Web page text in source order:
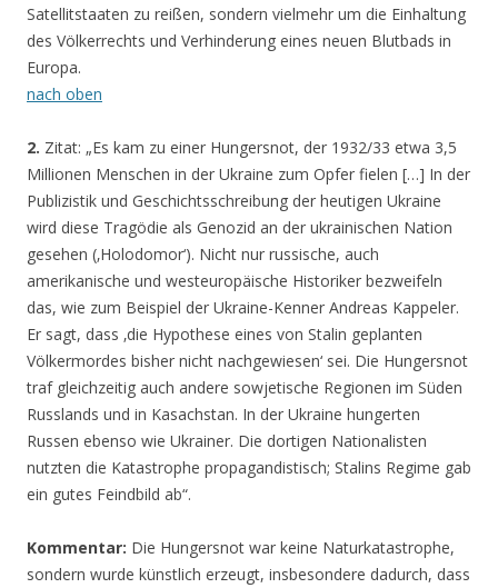
Satellitstaaten zu reißen, sondern vielmehr um die Einhaltung
des Völkerrechts und Verhinderung eines neuen Blutbads in
Europa.
nach oben
2. Zitat: „Es kam zu einer Hungersnot, der 1932/33 etwa 3,5
Millionen Menschen in der Ukraine zum Opfer fielen […] In der
Publizistik und Geschichtsschreibung der heutigen Ukraine
wird diese Tragödie als Genozid an der ukrainischen Nation
gesehen (‚Holodomor‘). Nicht nur russische, auch
amerikanische und westeuropäische Historiker bezweifeln
das, wie zum Beispiel der Ukraine-Kenner Andreas Kappeler.
Er sagt, dass ‚die Hypothese eines von Stalin geplanten
Völkermordes bisher nicht nachgewiesen‘ sei. Die Hungersnot
traf gleichzeitig auch andere sowjetische Regionen im Süden
Russlands und in Kasachstan. In der Ukraine hungerten
Russen ebenso wie Ukrainer. Die dortigen Nationalisten
nutzten die Katastrophe propagandistisch; Stalins Regime gab
ein gutes Feindbild ab“.
Kommentar: Die Hungersnot war keine Naturkatastrophe,
sondern wurde künstlich erzeugt, insbesondere dadurch, dass